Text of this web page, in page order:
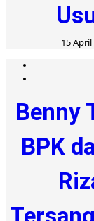
15 April
Benny
BPK